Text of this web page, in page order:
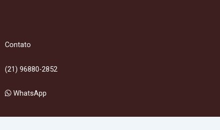
Contato
(21) 96880-2852
WhatsApp